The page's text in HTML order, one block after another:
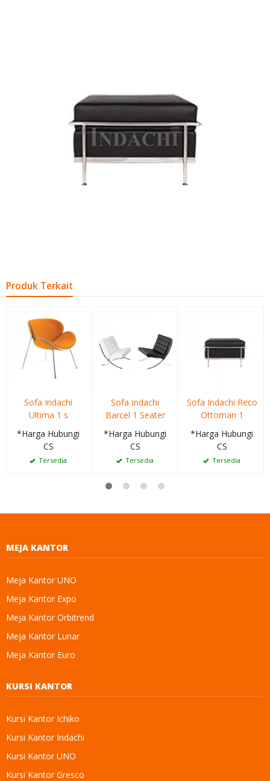
Produk Terkait
Sofa Indachi
Ultima 1 s
*Harga Hubungi
CS
Tersedia
Sofa Indachi
Barcel 1 Seater
*Harga Hubungi
CS
Tersedia
Sofa Indachi Reco
Ottoman 1
*Harga Hubungi
CS
Tersedia
MEJA KANTOR
Meja Kantor UNO
Meja Kantor Expo
Meja Kantor Orbitrend
Meja Kantor Lunar
Meja Kantor Euro
KURSI KANTOR
Kursi Kantor Ichiko
Kursi Kantor Indachi
Kursi Kantor UNO
Kursi Kantor Gresco